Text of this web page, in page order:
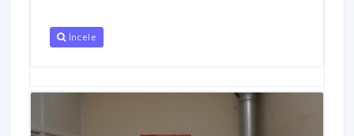
İncele